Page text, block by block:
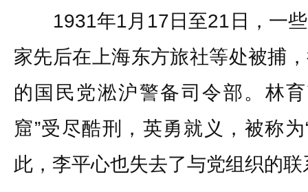
1931年1月17日至21日，一些
家先后在上海东方旅社等处被捕
的国民党淞沪警备司令部。林
窟”受尽酷刑，英勇就义，被称
此，李平心也失去了与党组织的联